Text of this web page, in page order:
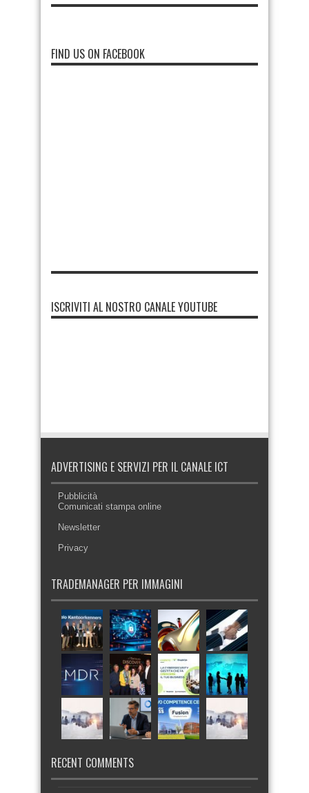
FIND US ON FACEBOOK
ISCRIVITI AL NOSTRO CANALE YOUTUBE
ADVERTISING E SERVIZI PER IL CANALE ICT
Pubblicità
Comunicati stampa online
Newsletter
Privacy
TRADEMANAGER PER IMMAGINI
RECENT COMMENTS